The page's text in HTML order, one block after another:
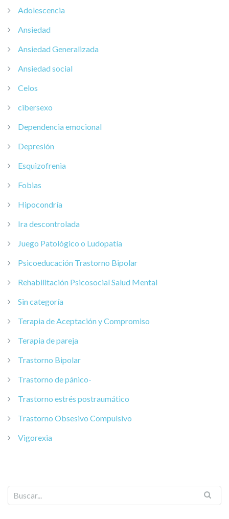
Adolescencia
Ansiedad
Ansiedad Generalizada
Ansiedad social
Celos
cibersexo
Dependencia emocional
Depresión
Esquizofrenia
Fobias
Hipocondría
Ira descontrolada
Juego Patológico o Ludopatía
Psicoeducación Trastorno Bipolar
Rehabilitación Psicosocial Salud Mental
Sin categoría
Terapia de Aceptación y Compromiso
Terapia de pareja
Trastorno Bipolar
Trastorno de pánico-
Trastorno estrés postraumático
Trastorno Obsesivo Compulsivo
Vigorexia